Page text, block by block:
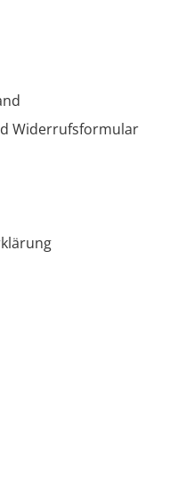
Widerrufsformular